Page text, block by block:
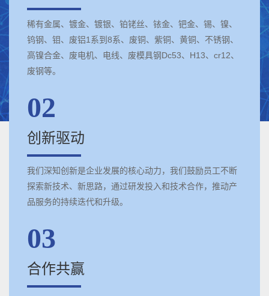
稀有金属、镀金、镀银、铂铑丝、铱金、钯金、锡、镍、
钨钢、钼、废铝1系到8系、废铜、紫铜、黄铜、不锈钢、
高镍合金、废电机、电线、废模具钢Dc53、H13、cr12、
废钢等。
02
创新驱动
我们深知创新是企业发展的核心动力，我们鼓励员工不断
探索新技术、新思路，通过研发投入和技术合作，推动产
品服务的持续迭代和升级。
03
合作共赢